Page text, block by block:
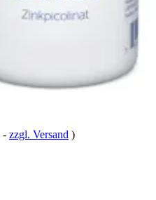
- zzgl. Versand )